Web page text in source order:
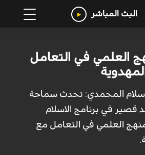
البث المباشر
العلمي في التعامل
المحمدي: تحدث سماحة
قصير في برنامج الاسلام
العلمي في التعامل مع